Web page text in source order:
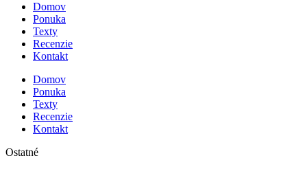
Domov
Ponuka
Texty
Recenzie
Kontakt
Domov
Ponuka
Texty
Recenzie
Kontakt
Ostatné